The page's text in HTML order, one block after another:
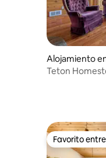
Alojamiento
Teton
Favorito
Favorito